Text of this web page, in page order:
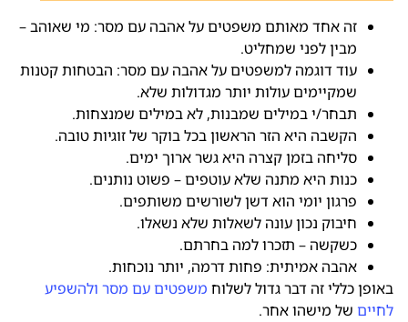
זה אחד מאותם משפטים על אהבה עם מסר: מי שאוהב –
מבין לפני שמחליט.
עוד דוגמה למשפטים על אהבה עם מסר: הבטחות קטנות
שמקיימים עולות יותר מגדולות שלא.
תבחר/י במילים שמבנות, לא במילים שמנצחות.
הקשבה היא הזר הראשון בכל בוקר של זוגיות טובה.
סליחה בזמן קצרה היא גשר ארוך ימים.
כנות היא מתנה שלא עוטפים – פשוט נותנים.
פרגון יומי הוא דשן לשורשים משותפים.
חיבוק נכון עונה לשאלות שלא נשאלו.
כשקשה – תזכרו למה בחרתם.
אהבה אמיתית: פחות דרמה, יותר נוכחות.
באופן כללי זה דבר גדול לשלוח משפטים עם מסר ולהשפיע
לחיים של מישהו אחר.